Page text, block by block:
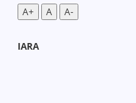
A+ A A-
IARA